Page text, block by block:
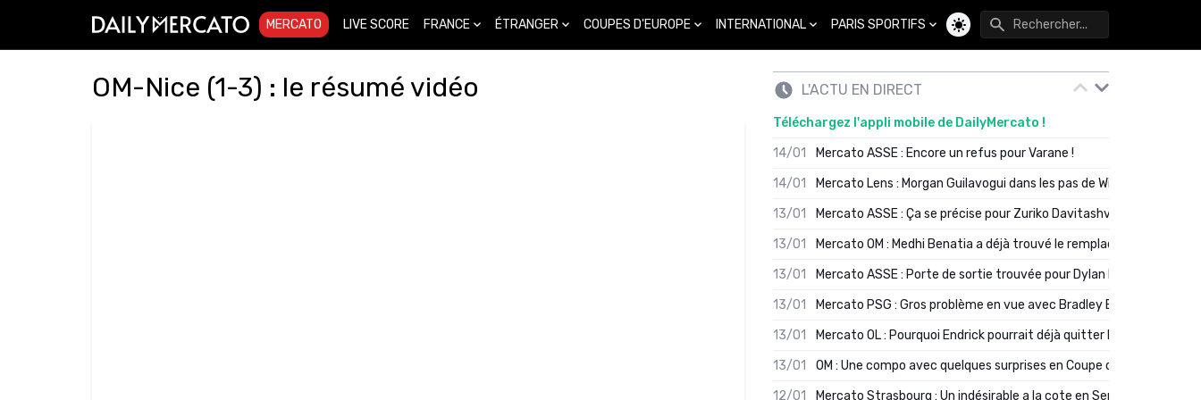
MERCATO LIVE SCORE FRANCE ÉTRANGER COUPES D'EUROPE INTERNATIONAL PARIS SPORTIFS
Changer de thème
OM-Nice (1-3) : le résumé vidéo L'ACTU EN DIRECT
Téléchargez l'appli mobile de DailyMercato !
14/01
Mercato ASSE : Encore un refus pour Varane !
14/01
Mercato Lens : Morgan Guilavogui dans les pas de Will Still ?
13/01
Mercato ASSE : Ça se précise pour Zuriko Davitashvili
13/01
Mercato OM : Medhi Benatia a déjà trouvé le remplaçant de Robinio
13/01
Mercato ASSE : Porte de sortie trouvée pour Dylan Batubinsika
13/01
Mercato PSG : Gros problème en vue avec Bradley Barcola ?
13/01
Mercato OL : Pourquoi Endrick pourrait déjà quitter Lyon en janvier
13/01
OM : Une compo avec quelques surprises en Coupe de France
12/01
Mercato Strasbourg : Un indésirable a la cote en Serie A